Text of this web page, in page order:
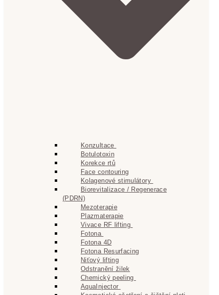
Konzultace
Botulotoxin
Korekce rtů
Face contouring
Kolagenové stimulátory
Biorevitalizace / Regenerace
(PDRN)
Mezoterapie
Plazmaterapie
Vivace RF lifting
Fotona
Fotona 4D
Fotona Resurfacing
Niťový lifting
Odstranění žilek
Chemický peeling
AquaInjector